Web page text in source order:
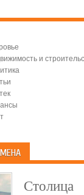
и
Столица